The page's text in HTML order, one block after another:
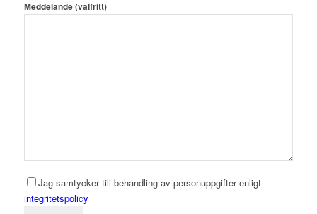
Meddelande (valfritt)
Jag samtycker till behandling av personuppgifter enligt
integritetspolicy